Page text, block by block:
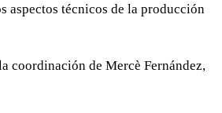
aspectos técnicos de la producción
coordinación de Mercè Fernández,